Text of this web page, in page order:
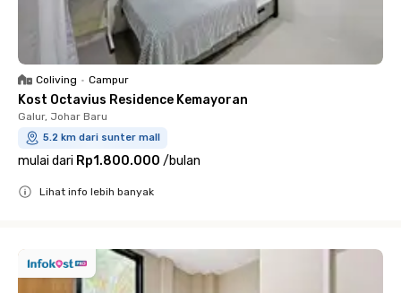
Coliving • Campur
Kost Octavius Residence Kemayoran
Galur, Johar Baru
5.2 km dari sunter mall
mulai dari Rp1.800.000 /bulan
Lihat info lebih banyak